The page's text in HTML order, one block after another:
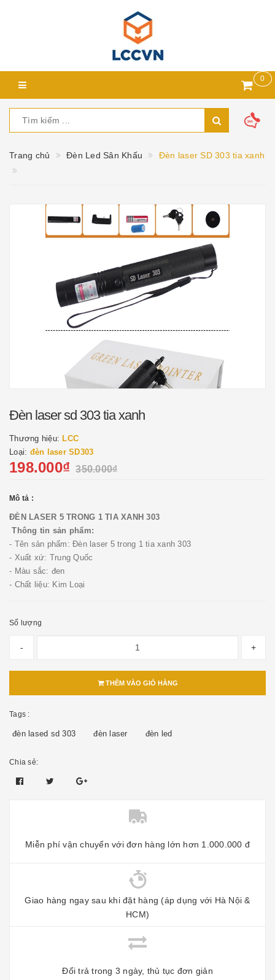
0
Trang chủ Đèn Led Sân Khấu Đèn laser SD 303 tia xanh
Đèn laser sd 303 tia xanh
Thương hiệu: LCC
Loại: đèn laser SD303
198.000₫ 350.000₫
Mô tả :
ĐÈN LASER 5 TRONG 1 TIA XANH 303
Thông tin sản phẩm:
- Tên sản phẩm: Đèn laser 5 trong 1 tia xanh 303
- Xuất xứ: Trung Quốc
- Màu sắc: đen
- Chất liệu: Kim Loại
Số lượng
- +
THÊM VÀO GIỎ HÀNG
Tags :
đèn lased sd 303 đèn laser đèn led
Chia sẻ:
Miễn phí vận chuyển với đơn hàng lớn hơn 1.000.000 đ
Giao hàng ngay sau khi đặt hàng (áp dụng với Hà Nội &
HCM)
Đổi trả trong 3 ngày, thủ tục đơn giản